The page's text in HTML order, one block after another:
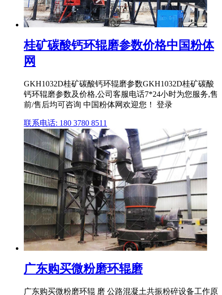
桂矿碳酸钙环辊磨参数价格中国粉体
网
GKH1032D桂矿碳酸钙环辊磨参数GKH1032D桂矿碳酸
钙环辊磨参数及价格,公司客服电话7*24小时为您服务,售
前/售后均可咨询 中国粉体网欢迎您！ 登录
联系电话: 180 3780 8511
广东购买微粉磨环辊磨
广东购买微粉磨环辊 磨 公路混凝土共振粉碎设备工作原